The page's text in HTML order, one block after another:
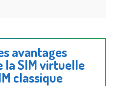
avantages
la SIM virtuelle
classique